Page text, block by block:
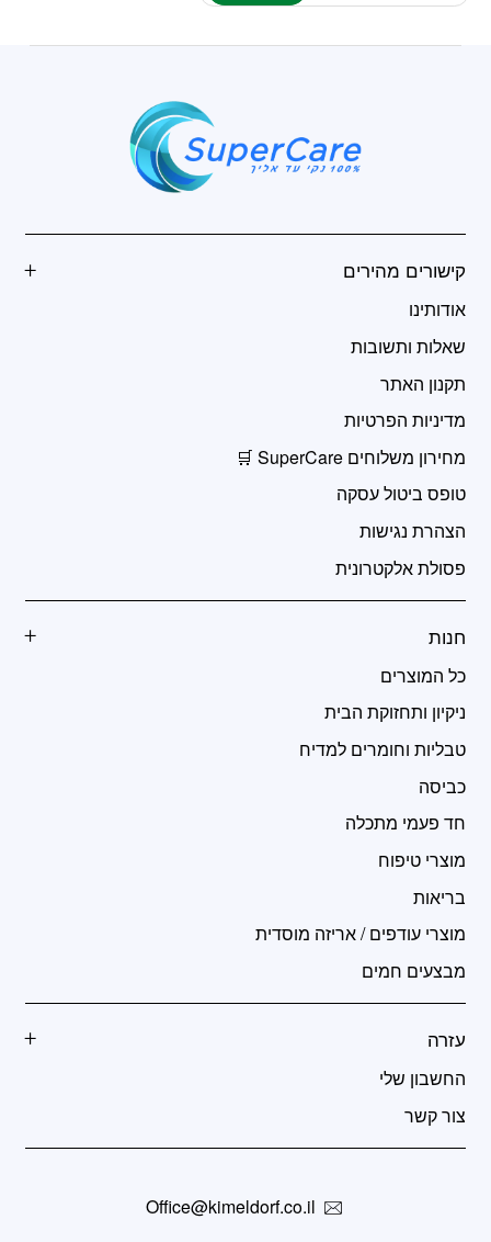
קישורים מהירים
אודותינו
שאלות ותשובות
תקנון האתר
מדיניות הפרטיות
מחירון משלוחים SuperCare 🛒
טופס ביטול עסקה
הצהרת נגישות
פסולת אלקטרונית
חנות
כל המוצרים
ניקיון ותחזוקת הבית
טבליות וחומרים למדיח
כביסה
חד פעמי מתכלה
מוצרי טיפוח
בריאות
מוצרי עודפים / אריזה מוסדית
מבצעים חמים
עזרה
החשבון שלי
צור קשר
Office@kimeldorf.co.il